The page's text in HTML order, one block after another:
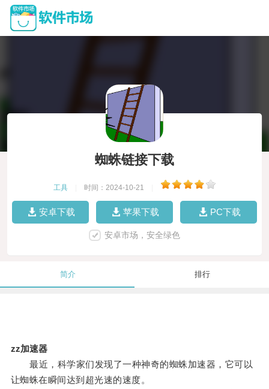
蜘蛛链接下载
工具 时间：2024-10-21
安卓下载 苹果下载 PC下载
安卓市场，安全绿色
简介 排行
zz加速器
最近，科学家们发现了一种神奇的蜘蛛加速器，它可以
让蜘蛛在瞬间达到超光速的速度。